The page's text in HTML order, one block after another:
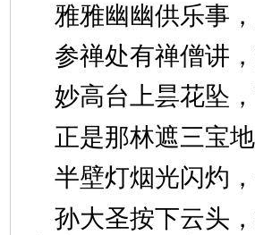
雅雅幽幽供乐
参禅处有禅僧
妙高台上昙花
正是那林遮三
半壁灯烟光闪
孙大圣按下云头